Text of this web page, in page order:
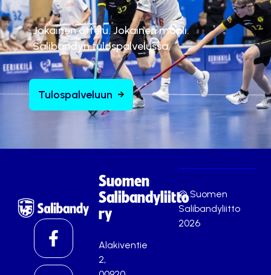
Jokainen ottelu. Jokainen maali.
Salibandyn tulospalvelussa.
Tulospalveluun
Suomen
Salibandyliitto
ry
Alakiventie
2,
© Suomen
Salibandyliitto
2026